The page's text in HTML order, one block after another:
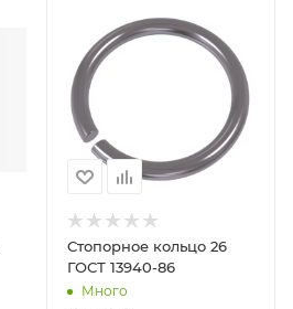
Стопорное кольцо 26
ГОСТ 13940-86
Много